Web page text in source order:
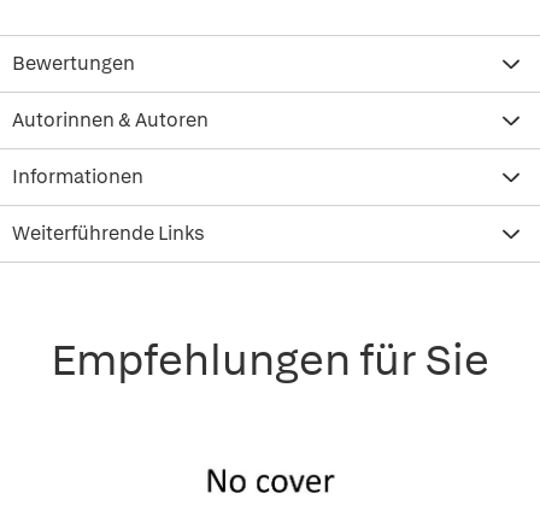
Bewertungen
Autorinnen & Autoren
Informationen
Weiterführende Links
Empfehlungen für Sie